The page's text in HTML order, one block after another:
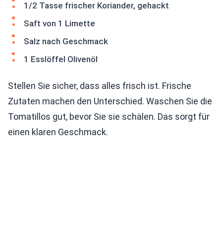
1/2 Tasse frischer Koriander, gehackt
Saft von 1 Limette
Salz nach Geschmack
1 Esslöffel Olivenöl
Stellen Sie sicher, dass alles frisch ist. Frische
Zutaten machen den Unterschied. Waschen Sie die
Tomatillos gut, bevor Sie sie schälen. Das sorgt für
einen klaren Geschmack.